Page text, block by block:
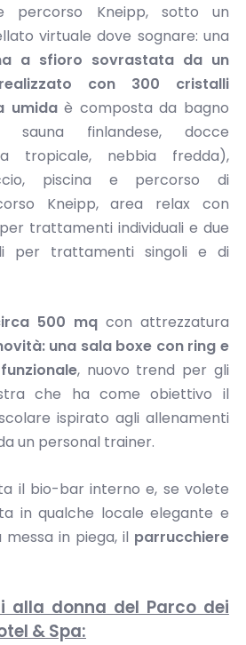
percorso Kneipp, sotto un
virtuale dove sognare: una
a sfioro sovrastata da un
con 300 cristalli
umidaè composta da bagno
sauna finlandese, docce
tropicale, nebbia fredda),
piscina e percorso di
Kneipp, area relax con
trattamenti individuali e due
per trattamenti singoli e di
500 mq con attrezzatura
una sala boxe con ring e
, nuovo trend per gli
che ha come obiettivo il
ispirato agli allenamenti
un personal trainer.
il bio-bar interno e, se volete
in qualche locale elegante e
in piega, il parrucchiere
alla donna del Parco dei
& Spa: